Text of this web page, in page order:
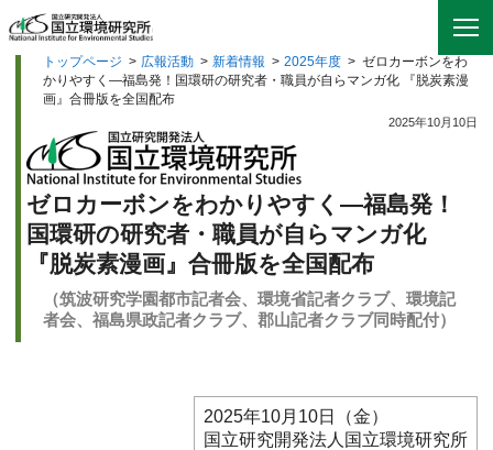
トップページ > 広報活動 > 新着情報 > 2025年度 > ゼロカーボンをわ
かりやすく—福島発！国環研の研究者・職員が自らマンガ化 『脱炭素漫
画』合冊版を全国配布
2025年10月10日
ゼロカーボンをわかりやすく—福島発！
国環研の研究者・職員が自らマンガ化
『脱炭素漫画』合冊版を全国配布
（筑波研究学園都市記者会、環境省記者クラブ、環境記
者会、福島県政記者クラブ、郡山記者クラブ同時配付）
2025年10月10日（金）
国立研究開発法人国立環境研究所